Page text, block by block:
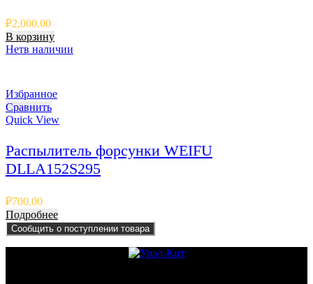
₽2,000.00
В корзину
Нетв наличии
Избранное
Сравнить
Quick View
Распылитель форсунки WEIFU
DLLA152S295
₽700.00
Подробнее
Сообщить о поступлении товара